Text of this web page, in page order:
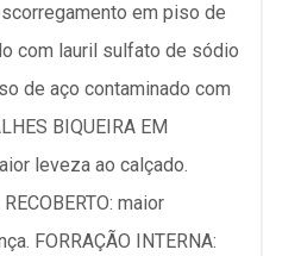
em piso de
com lauril sulfato de sódio
de aço contaminado com
BIQUEIRA EM
leveza ao calçado.
maior
FORRAÇÃO INTERNA: